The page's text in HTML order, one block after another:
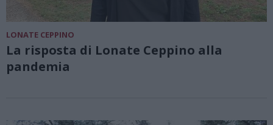
LONATE CEPPINO
La risposta di Lonate Ceppino alla
pandemia